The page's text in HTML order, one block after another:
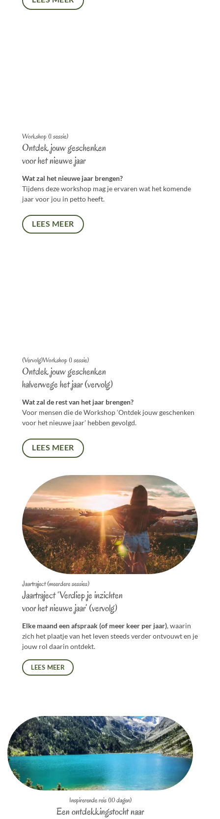
Workshop (1 sessie)
Ontdek jouw geschenken
voor het nieuwe jaar
Wat zal het nieuwe jaar brengen?
Tijdens deze workshop mag je ervaren wat het komende
jaar voor jou in petto heeft.
LEES MEER
(Vervolg)Workshop (1 sessie)
Ontdek jouw geschenken
halverwege het jaar (vervolg)
Wat zal de rest van het jaar brengen?
Voor mensen die de Workshop ‘Ontdek jouw geschenken
voor het nieuwe jaar’ hebben gevolgd.
LEES MEER
Jaartraject (meerdere sessies)
Jaartraject ‘Verdiep je inzichten
voor het nieuwe jaar’ (vervolg)
Elke maand een afspraak (of meer keer per jaar), waarin
zich het plaatje van het leven steeds verder ontvouwt en je
jouw rol daarin ontdekt.
LEES MEER
Inspirerende reis (10 dagen)
Een ontdekkingstocht naar